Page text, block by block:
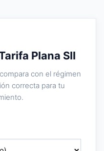
Plana SII
con el régimen
correcta para tu